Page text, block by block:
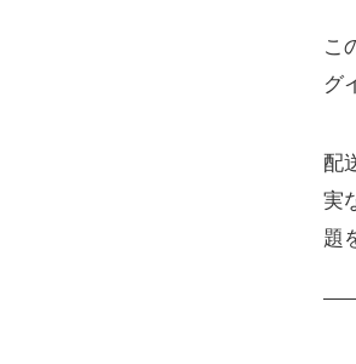
こ
グ
配
実
題